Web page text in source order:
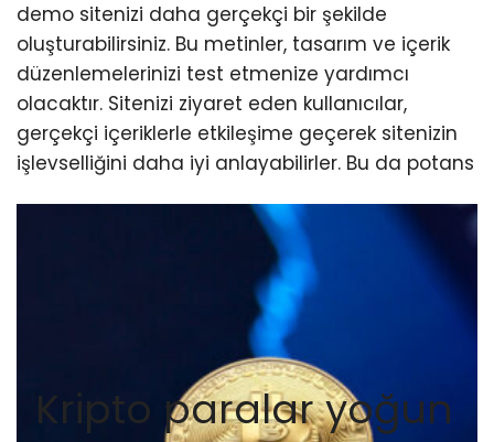
demo sitenizi daha gerçekçi bir şekilde
oluşturabilirsiniz. Bu metinler, tasarım ve içerik
düzenlemelerinizi test etmenize yardımcı
olacaktır. Sitenizi ziyaret eden kullanıcılar,
gerçekçi içeriklerle etkileşime geçerek sitenizin
işlevselliğini daha iyi anlayabilirler. Bu da potans
Kripto paralar yoğun